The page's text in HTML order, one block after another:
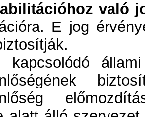
való
E jog
kapcsolódó